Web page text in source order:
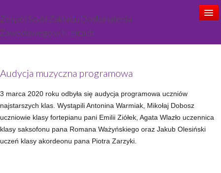
Zespół Szkół Zakładu Doskonalenia
Zawodowego w Kielcach
Aktualności
Ogłoszenia
O szkole
Kadra
Audycja muzyczna programowa
3 marca 2020 roku odbyła się audycja programowa uczniów
najstarszych klas. Wystąpili Antonina Warmiak, Mikołaj Dobosz
uczniowie klasy fortepianu pani Emilii Ziółek, Agata Wlazło uczennica
klasy saksofonu pana Romana Ważyńskiego oraz Jakub Olesiński
uczeń klasy akordeonu pana Piotra Zarzyki.